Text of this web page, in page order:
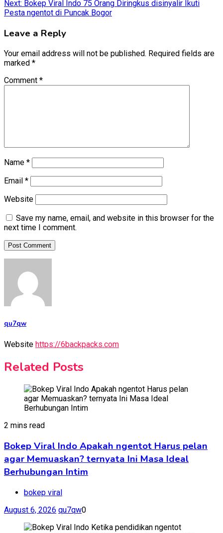
Next: Bokep Viral Indo 75 Orang Diringkus disinyalir Ikuti
Pesta ngentot di Puncak Bogor
Leave a Reply
Your email address will not be published. Required fields are
marked *
Comment *
Name *
Email *
Website
Save my name, email, and website in this browser for the
next time I comment.
qu7qw
Website https://6backpacks.com
Related Posts
2 mins read
Bokep Viral Indo Apakah ngentot Harus pelan
agar Memuaskan? ternyata Ini Masa Ideal
Berhubungan Intim
bokep viral
August 6, 2026 qu7qw0